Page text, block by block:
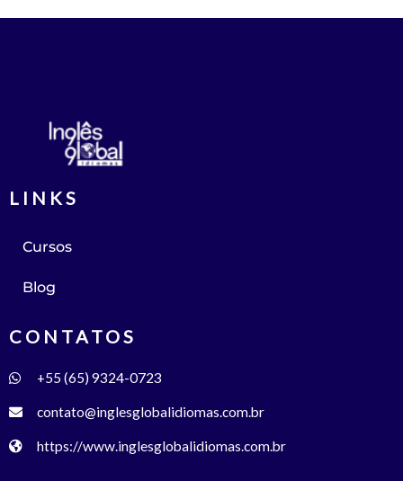
LINKS
Cursos
Blog
CONTATOS
+55 (65) 9324-0723
contato@inglesglobalidiomas.com.br
https://www.inglesglobalidiomas.com.br